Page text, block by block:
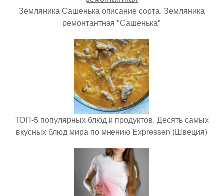
Земляника Сашенька описание сорта. Земляника
ремонтантная "Сашенька"
ТОП-5 популярных блюд и продуктов. Десять самых
вкусных блюд мира по мнению Expressen (Швеция)